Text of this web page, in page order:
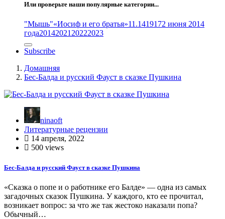
Или проверьте наши популярные категории...
"Мышь"«Иосиф и его братья»11.1419172 июня 2014
года2014202120222023
Subscribe
Домашняя
Бес-Балда и русский Фауст в сказке Пушкина
ninaoft
Литературные рецензии
14 апреля, 2022
500 views
Бес-Балда и русский Фауст в сказке Пушкина
«Сказка о попе и о работнике его Балде» — одна из самых
загадочных сказок Пушкина. У каждого, кто ее прочитал,
возникает вопрос: за что же так жестоко наказали попа?
Обычный…